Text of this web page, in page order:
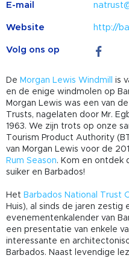
E-mail
Website http://
Volg ons op
De Morgan Lewis Windmill
is
en de enige windmolen op
Morgan Lewis was een van
Trusts, nagelaten door Mr.
1963. We zijn trots op onze
Tourism Product Authority
van Morgan Lewis voor de
Rum Season. Kom en ontdek
suiker en Barbados!
Het Barbados National Trust
Huis), al sinds de jaren
evenementenkalender van
een presentatie van enkele
interessante en
Barbados. Naast levendige